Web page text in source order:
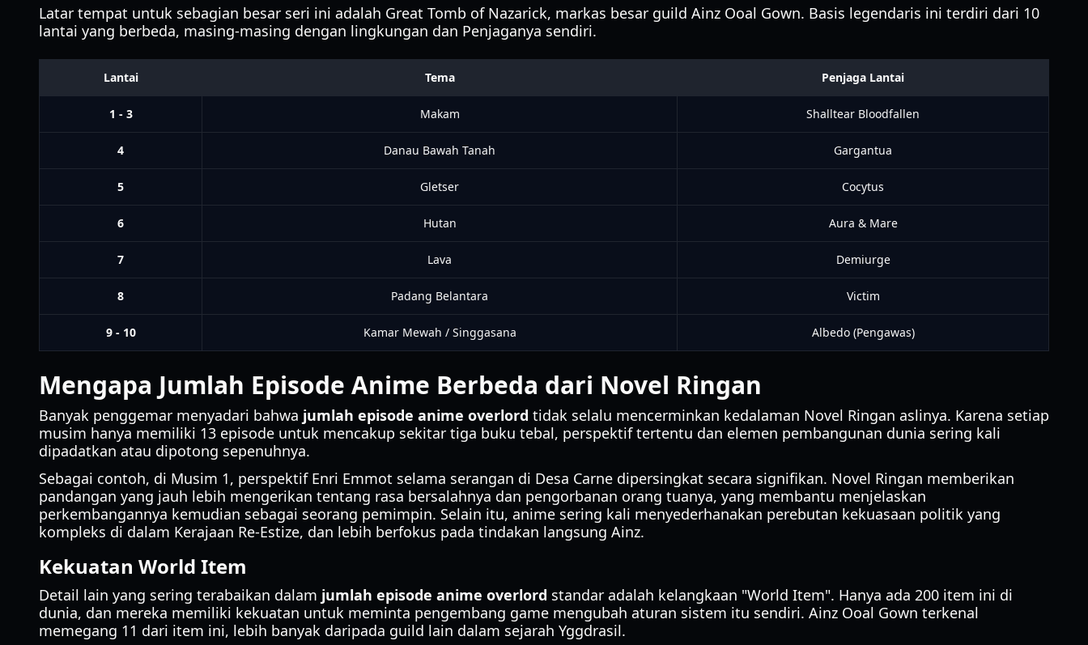
Latar tempat untuk sebagian besar seri ini adalah Great Tomb of Nazarick, markas besar guild Ainz Ooal Gown. Basis legendaris ini terdiri dari 10
lantai yang berbeda, masing-masing dengan lingkungan dan Penjaganya sendiri.
Lantai Tema Penjaga Lantai
1 - 3 Makam Shalltear Bloodfallen
4 Danau Bawah Tanah Gargantua
5 Gletser Cocytus
6 Hutan Aura & Mare
7 Lava Demiurge
8 Padang Belantara Victim
9 - 10 Kamar Mewah / Singgasana Albedo (Pengawas)
Mengapa Jumlah Episode Anime Berbeda dari Novel Ringan
Banyak penggemar menyadari bahwa jumlah episode anime overlord tidak selalu mencerminkan kedalaman Novel Ringan aslinya. Karena setiap
musim hanya memiliki 13 episode untuk mencakup sekitar tiga buku tebal, perspektif tertentu dan elemen pembangunan dunia sering kali
dipadatkan atau dipotong sepenuhnya.
Sebagai contoh, di Musim 1, perspektif Enri Emmot selama serangan di Desa Carne dipersingkat secara signifikan. Novel Ringan memberikan
pandangan yang jauh lebih mengerikan tentang rasa bersalahnya dan pengorbanan orang tuanya, yang membantu menjelaskan
perkembangannya kemudian sebagai seorang pemimpin. Selain itu, anime sering kali menyederhanakan perebutan kekuasaan politik yang
kompleks di dalam Kerajaan Re-Estize, dan lebih berfokus pada tindakan langsung Ainz.
Kekuatan World Item
Detail lain yang sering terabaikan dalam jumlah episode anime overlord standar adalah kelangkaan "World Item". Hanya ada 200 item ini di
dunia, dan mereka memiliki kekuatan untuk meminta pengembang game mengubah aturan sistem itu sendiri. Ainz Ooal Gown terkenal
memegang 11 dari item ini, lebih banyak daripada guild lain dalam sejarah Yggdrasil.